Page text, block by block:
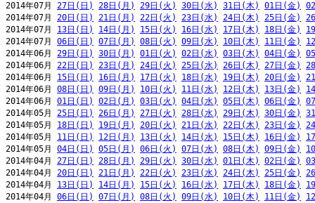
2014年07月 27日(日) 28日(月) 29日(火) 30日(水) 31日(木) 01日(金)
2014年07月 20日(日) 21日(月) 22日(火) 23日(水) 24日(木) 25日(金)
2014年07月 13日(日) 14日(月) 15日(火) 16日(水) 17日(木) 18日(金)
2014年07月 06日(日) 07日(月) 08日(火) 09日(水) 10日(木) 11日(金)
2014年06月 29日(日) 30日(月) 01日(火) 02日(水) 03日(木) 04日(金)
2014年06月 22日(日) 23日(月) 24日(火) 25日(水) 26日(木) 27日(金)
2014年06月 15日(日) 16日(月) 17日(火) 18日(水) 19日(木) 20日(金)
2014年06月 08日(日) 09日(月) 10日(火) 11日(水) 12日(木) 13日(金)
2014年06月 01日(日) 02日(月) 03日(火) 04日(水) 05日(木) 06日(金)
2014年05月 25日(日) 26日(月) 27日(火) 28日(水) 29日(木) 30日(金)
2014年05月 18日(日) 19日(月) 20日(火) 21日(水) 22日(木) 23日(金)
2014年05月 11日(日) 12日(月) 13日(火) 14日(水) 15日(木) 16日(金)
2014年05月 04日(日) 05日(月) 06日(火) 07日(水) 08日(木) 09日(金)
2014年04月 27日(日) 28日(月) 29日(火) 30日(水) 01日(木) 02日(金)
2014年04月 20日(日) 21日(月) 22日(火) 23日(水) 24日(木) 25日(金)
2014年04月 13日(日) 14日(月) 15日(火) 16日(水) 17日(木) 18日(金)
2014年04月 06日(日) 07日(月) 08日(火) 09日(水) 10日(木) 11日(金)